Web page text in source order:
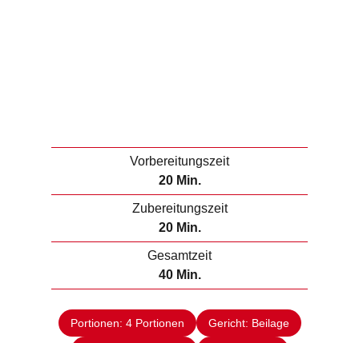
Vorbereitungszeit
20M
i
t
e
Min.
Zubereitungszeit
20M
i
e
Min.
Gesamtzeit
40M
i
n
u
Min.
Portionen: 4 Portionen Gericht: Beilage